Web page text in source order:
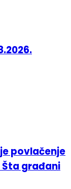
povlačenje
građani